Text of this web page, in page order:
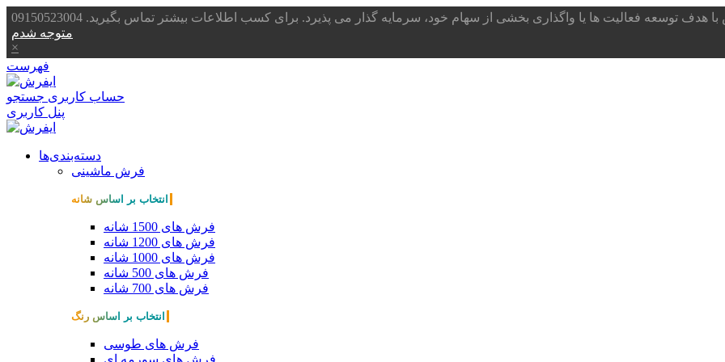
با هدف توسعه فعالیت ها یا واگذاری بخشی از سهام خود، سرمایه گذار می پذیرد. برای کسب اطلاعات بیشتر تماس بگیرید. 09150523004
متوجه شدم
×
فهرست
حساب کاربری جستجو
پنل کاربری
دسته‌بندی‌ها
فرش ماشینی
انتخاب بر اساس شانه
فرش های 1500 شانه
فرش های 1200 شانه
فرش های 1000 شانه
فرش های 500 شانه
فرش های 700 شانه
انتخاب بر اساس رنگ
فرش های طوسی
فرش های سورمه ای